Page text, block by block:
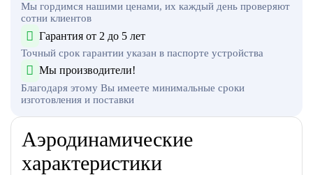
Мы гордимся нашими ценами, их каждый день проверяют
сотни клиентов
Гарантия от 2 до 5 лет
Точный срок гарантии указан в паспорте устройства
Мы производители!
Благодаря этому Вы имеете минимальные сроки
изготовления и поставки
Аэродинамические
характеристики